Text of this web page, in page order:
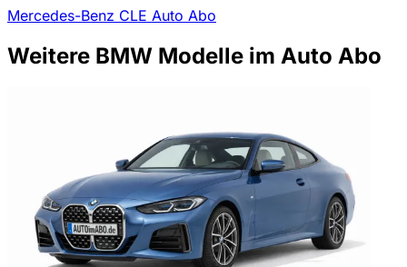
Mercedes-Benz CLE Auto Abo
Weitere BMW Modelle im Auto Abo